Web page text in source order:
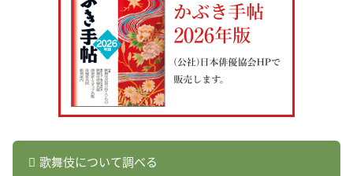
歌舞伎について調べる